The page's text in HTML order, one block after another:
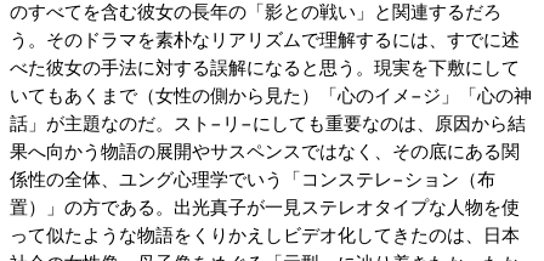
のすべてを含む彼女の長年の「影との戦い」と関連するだろ
う。そのドラマを素朴なリアリズムで理解するには、すでに述
べた彼女の手法に対する誤解になると思う。現実を下敷にして
いてもあくまで（女性の側から見た）「心のイメ−ジ」「心の神
話」が主題なのだ。スト−リ−にしても重要なのは、原因から結
果へ向かう物語の展開やサスペンスではなく、その底にある関
係性の全体、ユング心理学でいう「コンステレ−ション（布
置）」の方である。出光真子が一見ステレオタイプな人物を使
って似たような物語をくりかえしビデオ化してきたのは、日本